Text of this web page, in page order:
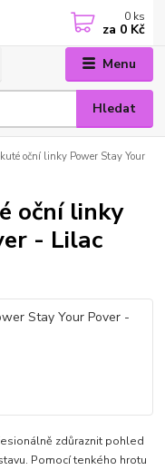
Menu
Hledat
0 ks
za 0 Kč
oční linky Power Stay Your
oční linky
- Lilac
zdůraznit pohled
Pomocí tenkého hrotu